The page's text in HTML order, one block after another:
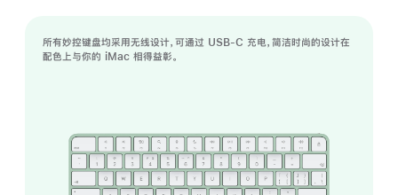
所有妙控键盘均采用无线设计，可通过 USB-C 充电，简洁时尚的设计在
配色上与你的 iMac 相得益彰。